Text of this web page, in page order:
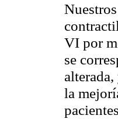
VI por
se
la